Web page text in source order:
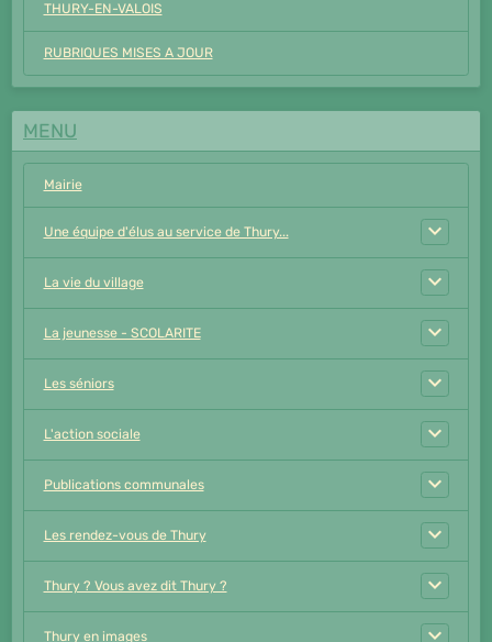
THURY-EN-VALOIS
RUBRIQUES MISES A JOUR
MENU
Mairie
Une équipe d'élus au service de Thury...
La vie du village
La jeunesse - SCOLARITE
Les séniors
L'action sociale
Publications communales
Les rendez-vous de Thury
Thury ? Vous avez dit Thury ?
Thury en images